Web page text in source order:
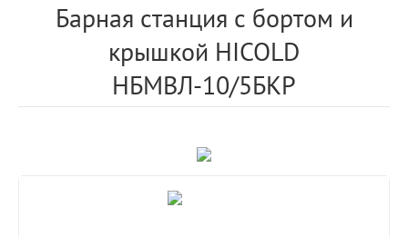
Барная станция с бортом и
крышкой HICOLD
НБМВЛ-10/5БКР